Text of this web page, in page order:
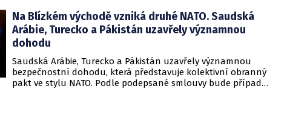
Na Blízkém východě vzniká druhé NATO. Saudská
Arábie, Turecko a Pákistán uzavřely významnou
dohodu
Saudská Arábie, Turecko a Pákistán uzavřely významnou
bezpečnostní dohodu, která představuje kolektivní obranný
pakt ve stylu NATO. Podle podepsané smlouvy bude případný